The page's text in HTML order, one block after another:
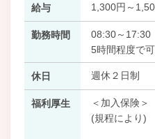
給与 1,300円～
勤務時間
08:30～17:30
5時間程度で可
休日 週休２日制
福利厚生
＜加入保険＞
(規程により)